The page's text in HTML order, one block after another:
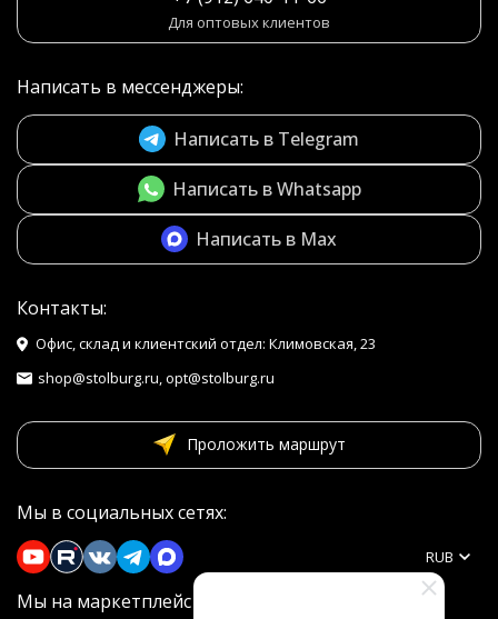
Для оптовых клиентов
Написать в мессенджеры:
Написать в Telegram
Написать в Whatsapp
Написать в Max
Контакты:
Офис, склад и клиентский отдел: Климовская, 23
shop@stolburg.ru, opt@stolburg.ru
Проложить маршрут
Мы в социальных сетях:
Мы на маркетплейсах
RUB